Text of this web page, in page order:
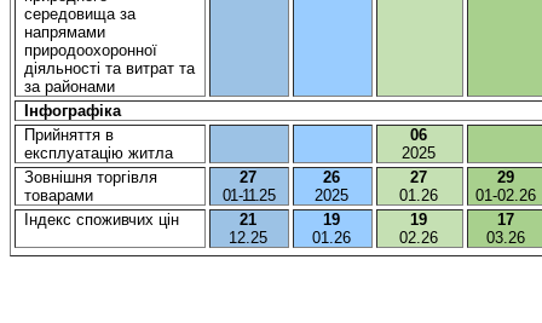
середовищаза
напрямами
природоохоронної
діяльності та витратта
за районами
Інфографіка
Прийняттяв
експлуатацію житла
06
2025
Зовнішня торгівля
товарами
27
01-11.25
26
2025
27
01.26
29
01-02.26
Індекс споживчих цін
21
12.25
19
01.26
19
02.26
17
03.26